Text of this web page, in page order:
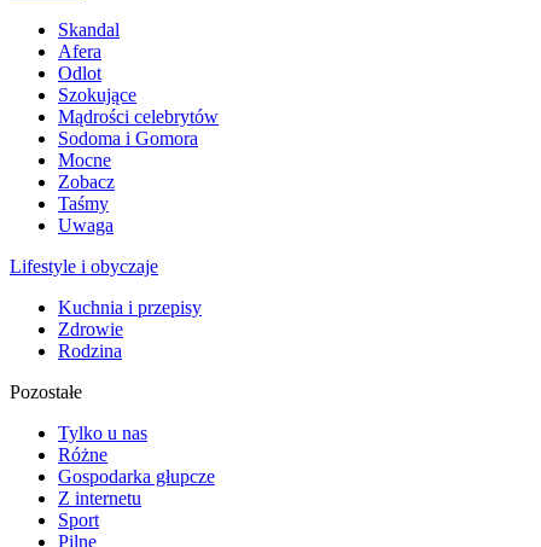
Skandal
Afera
Odlot
Szokujące
Mądrości celebrytów
Sodoma i Gomora
Mocne
Zobacz
Taśmy
Uwaga
Lifestyle i obyczaje
Kuchnia i przepisy
Zdrowie
Rodzina
Pozostałe
Tylko u nas
Różne
Gospodarka głupcze
Z internetu
Sport
Pilne